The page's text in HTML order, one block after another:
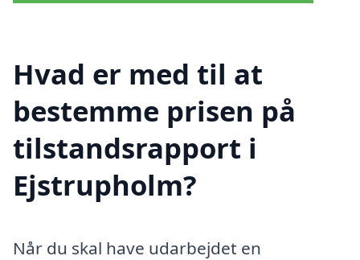
Hvad er med til at
bestemme prisen på
tilstandsrapport i
Ejstrupholm?
Når du skal have udarbejdet en